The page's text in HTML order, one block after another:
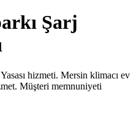
Şarj
hizmeti. Mersin klimacı ev
Müşteri memnuniyeti